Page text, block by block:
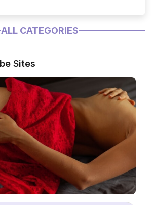
ALL CATEGORIES
Sites